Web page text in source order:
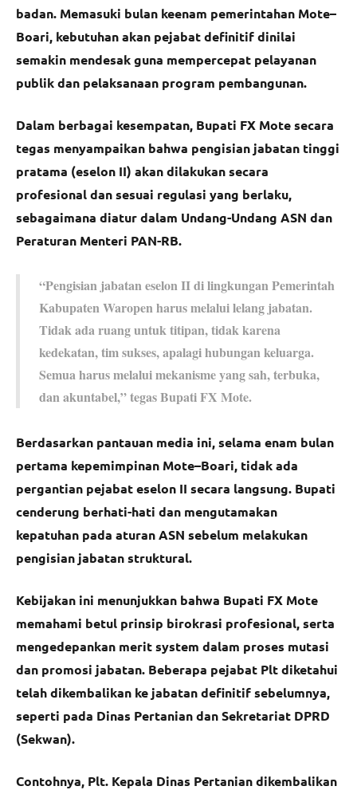
badan. Memasuki bulan keenam pemerintahan Mote–
Boari, kebutuhan akan pejabat definitif dinilai
semakin mendesak guna mempercepat pelayanan
publik dan pelaksanaan program pembangunan.
Dalam berbagai kesempatan, Bupati FX Mote secara
tegas menyampaikan bahwa pengisian jabatan tinggi
pratama (eselon II) akan dilakukan secara
profesional dan sesuai regulasi yang berlaku,
sebagaimana diatur dalam Undang-Undang ASN dan
Peraturan Menteri PAN-RB.
“Pengisian jabatan eselon II di lingkungan Pemerintah
Kabupaten Waropen harus melalui lelang jabatan.
Tidak ada ruang untuk titipan, tidak karena
kedekatan, tim sukses, apalagi hubungan keluarga.
Semua harus melalui mekanisme yang sah, terbuka,
dan akuntabel,” tegas Bupati FX Mote.
Berdasarkan pantauan media ini, selama enam bulan
pertama kepemimpinan Mote–Boari, tidak ada
pergantian pejabat eselon II secara langsung. Bupati
cenderung berhati-hati dan mengutamakan
kepatuhan pada aturan ASN sebelum melakukan
pengisian jabatan struktural.
Kebijakan ini menunjukkan bahwa Bupati FX Mote
memahami betul prinsip birokrasi profesional, serta
mengedepankan merit system dalam proses mutasi
dan promosi jabatan. Beberapa pejabat Plt diketahui
telah dikembalikan ke jabatan definitif sebelumnya,
seperti pada Dinas Pertanian dan Sekretariat DPRD
(Sekwan).
Contohnya, Plt. Kepala Dinas Pertanian dikembalikan